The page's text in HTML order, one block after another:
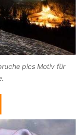
pics Motiv für